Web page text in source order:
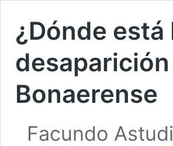
¿Dónde
Bonaerense
Facundo